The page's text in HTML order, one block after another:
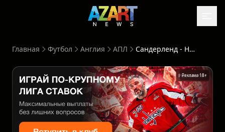
Главная Футбол Англия АПЛ Сандерленд - Ноттингем Форест: Прогноз от ИИ - начало 24 апреля в 22:00
Реклама 18+